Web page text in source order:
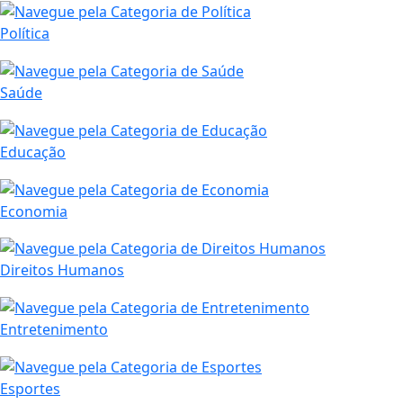
Política
Saúde
Educação
Economia
Direitos Humanos
Entretenimento
Esportes